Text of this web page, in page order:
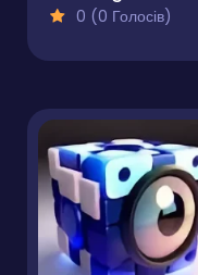
0 (0 Голосів)